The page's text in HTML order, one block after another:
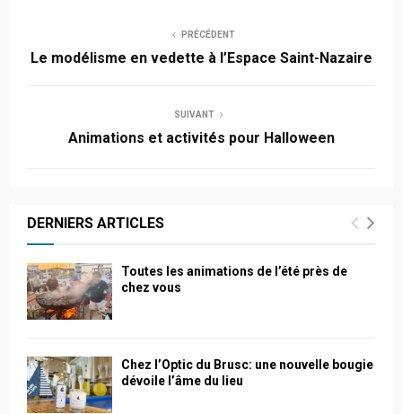
PRÉCÉDENT
Le modélisme en vedette à l’Espace Saint-Nazaire
SUIVANT
Animations et activités pour Halloween
DERNIERS ARTICLES
Toutes les animations de l’été près de
chez vous
Chez l’Optic du Brusc: une nouvelle bougie
dévoile l’âme du lieu